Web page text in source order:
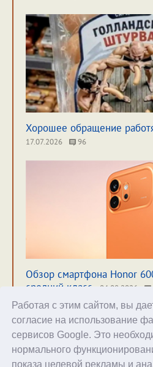
Работая с этим сайтом, вы
согласие на использование
сервисов Google. Это
нормального
показа целевой рекламы и
Хорошее обращение
17.07.2026 96
Обзор смартфона Honor
средний класс
04.08.2026
Хостинг